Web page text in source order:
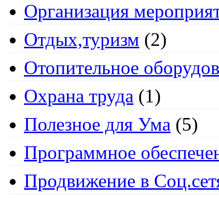
Организация
Отдых,туризм (2)
Отопительное
Охрана труда (1)
Полезное для Ума (5)
Программное
Продвижение в